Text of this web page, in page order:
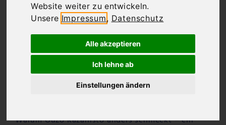
Website weiter zu entwickeln.
Unsere Impressum, Datenschutz
Alle akzeptieren
Ich lehne ab
Einstellungen ändern
There are no posts matching your selection.
Warum Ouzo Kazanisto anders schmeckt – ein